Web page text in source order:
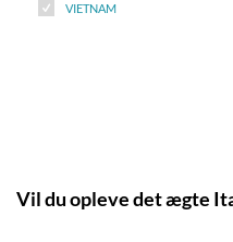
VIETNAM
Vil du opleve det ægte